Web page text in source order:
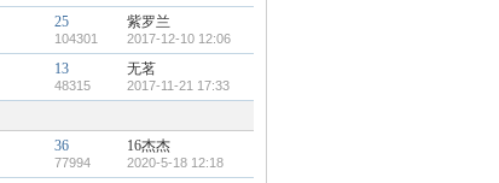
25
104301
紫罗兰
2017-12-10 12:06
13
48315
无茗
2017-11-21 17:33
36
77994
16杰杰
2020-5-18 12:18